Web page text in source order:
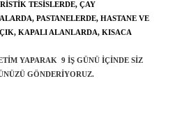
TESISLERDE, ÇAY
PASTANELERDE, HASTANE VE
KAPALI ALANLARDA, KISACA
YAPARAK 9 IŞ GÜNÜ IÇINDE SIZ
GÖNDERIYORUZ.